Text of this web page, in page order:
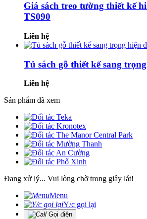
Giá sách treo tường thiết kế
TS090
Liên hệ
Tủ sách gỗ thiết kế sang
Liên hệ
Sản phẩm đã xem
Đang xử lý... Vui lòng chờ trong giây lát!
Menu
Y/c gọi lại
Gọi điện